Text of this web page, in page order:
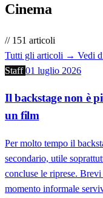
Cinema
// 151 articoli
Tutti gli articoli → Vedi
Staff01 luglio 2026
Il backstage non è
un film
Per molto tempo il
secondario, utile
concluse le riprese.
momento informale